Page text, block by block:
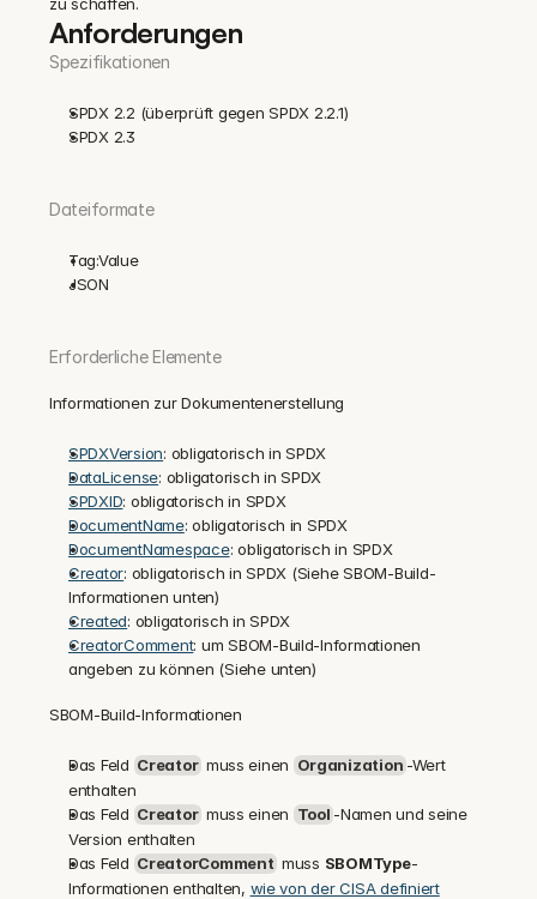
Anforderungen
Spezifikationen
SPDX 2.2 (überprüft gegen SPDX 2.2.1)
SPDX 2.3
Dateiformate
Tag:Value
JSON
Erforderliche Elemente
Informationen zur Dokumentenerstellung
SPDXVersion: obligatorisch in SPDX
DataLicense: obligatorisch in SPDX
SPDXID: obligatorisch in SPDX
DocumentName: obligatorisch in SPDX
DocumentNamespace: obligatorisch in SPDX
Creator: obligatorisch in SPDX (Siehe SBOM-Build-
Informationen unten)
Created: obligatorisch in SPDX
CreatorComment: um SBOM-Build-Informationen
angeben zu können (Siehe unten)
SBOM-Build-Informationen
Das Feld Creator muss einen Organization -Wert
enthalten
Das Feld Creator muss einen Tool -Namen und seine
Version enthalten
Das Feld CreatorComment muss SBOMType-
Informationen enthalten, wie von der CISA definiert